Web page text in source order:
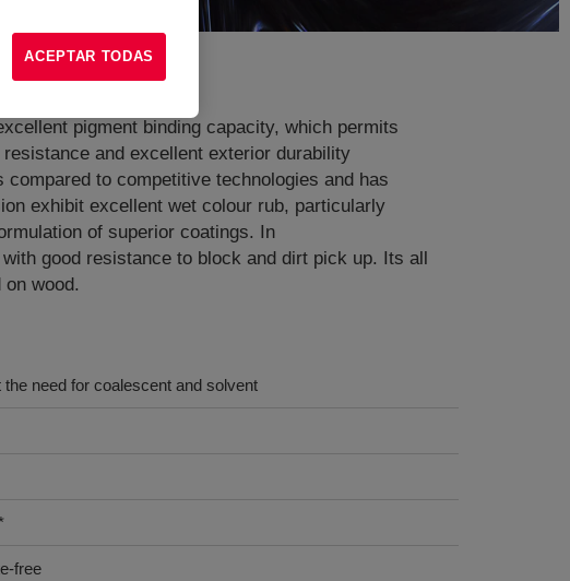
pigment binding capacity, which permits
and excellent exterior durability
to competitive technologies and has
exhibit excellent wet colour rub, particularly
of superior coatings. In
good resistance to block and dirt pick up. Its all
wood.
need for coalescent and solvent
free
ACEPTAR TODAS